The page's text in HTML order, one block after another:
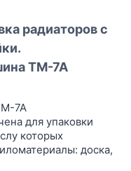
радиаторов с
ТМ-7А
7А
для упаковки
которых
доска,